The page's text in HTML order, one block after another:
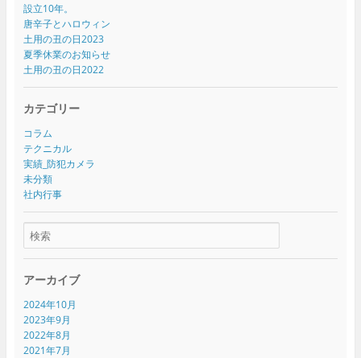
設立10年。
唐辛子とハロウィン
土用の丑の日2023
夏季休業のお知らせ
土用の丑の日2022
カテゴリー
コラム
テクニカル
実績_防犯カメラ
未分類
社内行事
アーカイブ
2024年10月
2023年9月
2022年8月
2021年7月